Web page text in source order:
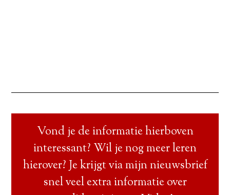
Vond je de informatie hierboven
interessant? Wil je nog meer leren
hierover? Je krijgt via mijn nieuwsbrief
snel veel extra informatie over